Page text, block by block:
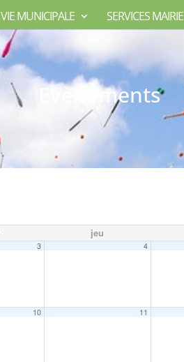
VIE MUNICIPALE SERVICES MAIRIE
Evènements
jeu
3 4
10 11